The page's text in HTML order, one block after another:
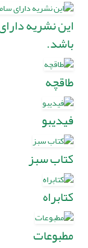
این نشریه
باشد.
طاقچه
فیدیبو
کتاب سبز
کتابراه
مطبوعات